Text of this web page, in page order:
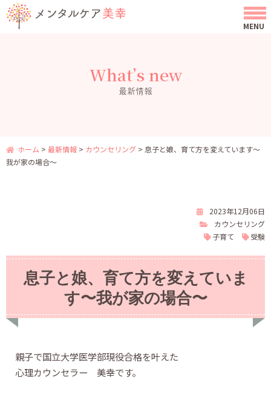
What’s new
最新情報
ホーム > 最新情報 > カウンセリング > 息子と娘、育て方を変えています〜
我が家の場合〜
2023年12月06日
カウンセリング
子育て
受験
息子と娘、育て方を変えていま
す〜我が家の場合〜
親子で国立大学医学部現役合格を叶えた
心理カウンセラー 美幸です。